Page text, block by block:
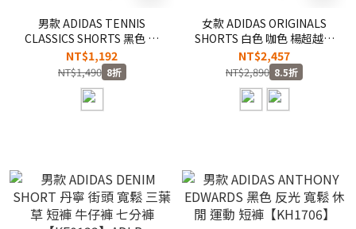
男款 ADIDAS TENNIS
CLASSICS SHORTS 黑色 撞
色 涼爽 三葉草 網球 運動 短
褲【KY8884】
NT$1,192
NT$1,490 8折
女款 ADIDAS ORIGINALS
SHORTS 白色 咖色 楊超越同
款 三葉草 簍空 針編 短褲
【KC6477/KE0197】ADLP
NT$2,457
NT$2,890 8.5折